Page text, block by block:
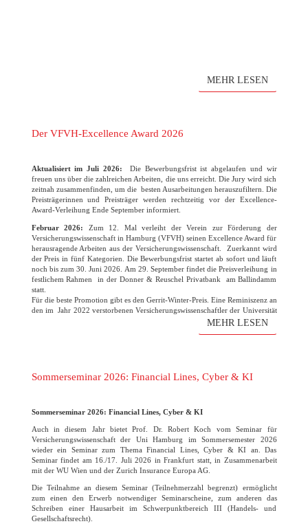
MEHR LESEN
Der VFVH-Excellence Award 2026
Aktualisiert im Juli 2026:
Die Bewerbungsfrist ist abgelaufen und wir
freuen uns über die zahlreichen Arbeiten, die uns erreicht. Die Jury wird sich
zeitnah zusammenfinden, um die besten Ausarbeitungen herauszufiltern. Die
Preisträgerinnen und Preisträger werden rechtzeitig vor der Excellence-
Award-Verleihung Ende September informiert.
Februar 2026: Zum 12. Mal verleiht der Verein zur Förderung der
Versicherungswissenschaft in Hamburg (VFVH) seinen Excellence Award für
herausragende Arbeiten aus der Versicherungswissenschaft. Zuerkannt wird
der Preis in fünf Kategorien. Die Bewerbungsfrist startet ab sofort und läuft
noch bis zum 30. Juni 2026. Am 29. September findet die Preisverleihung in
festlichem Rahmen in der Donner & Reuschel Privatbank am Ballindamm
statt.
Für die beste Promotion gibt es den Gerrit-Winter-Preis. Eine Reminiszenz an
den im Jahr 2022 verstorbenen Versicherungswissenschaftler der Universität
Hamburg. Der Verein freut sich wie immer auf die zahlreichen
MEHR LESEN
Sommerseminar 2026: Financial Lines, Cyber & KI
Sommerseminar 2026: Financial Lines, Cyber & KI
Auch in diesem Jahr bietet Prof. Dr. Robert Koch vom Seminar für
Versicherungswissenschaft der Uni Hamburg im Sommersemester 2026
wieder ein Seminar zum Thema Financial Lines, Cyber & KI an. Das
Seminar findet am 16./17. Juli 2026 in Frankfurt statt, in Zusammenarbeit
mit der WU Wien und der Zurich Insurance Europa AG.
Die Teilnahme an diesem Seminar (Teilnehmerzahl begrenzt) ermöglicht
zum einen den Erwerb notwendiger Seminarscheine, zum anderen das
Schreiben einer Hausarbeit im Schwerpunktbereich III (Handels- und
Gesellschaftsrecht).